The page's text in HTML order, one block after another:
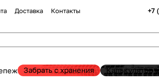
Доставка Контакты +7
Забрать с хранения Калькулятор